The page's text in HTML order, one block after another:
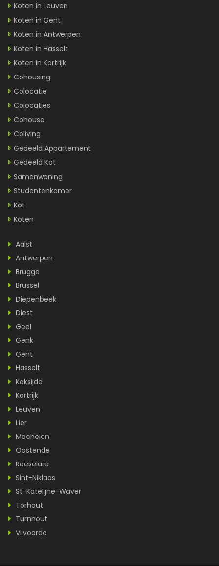
Koten in Leuven
Koten in Gent
Koten in Antwerpen
Koten in Hasselt
Koten in Kortrijk
Cohousing
Colocatie
Colocaties
Cohouse
Coliving
Gedeeld Appartement
Gedeeld Kot
Samenwoning
Studentenkamer
Kot
Koten
Aalst
Antwerpen
Brugge
Brussel
Diepenbeek
Diest
Geel
Genk
Gent
Hasselt
Koksijde
Kortrijk
Leuven
Lier
Mechelen
Oostende
Roeselare
Sint-Niklaas
St-Katelijne-Waver
Torhout
Turnhout
Vilvoorde